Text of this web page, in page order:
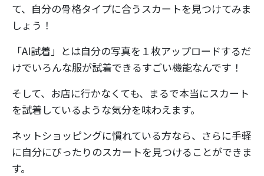
て、自分の骨格タイプに合うスカートを見つけてみま
しょう！
「AI試着」とは自分の写真を１枚アップロードするだ
けでいろんな服が試着できるすごい機能なんです！
そして、お店に行かなくても、まるで本当にスカート
を試着しているような気分を味わえます。
ネットショッピングに慣れている方なら、さらに手軽
に自分にぴったりのスカートを見つけることができま
す。